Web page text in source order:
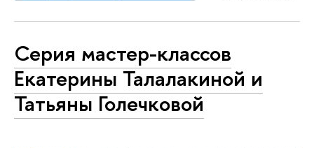
Серия мастер-классов
Екатерины Талалакиной и
Татьяны Голечковой